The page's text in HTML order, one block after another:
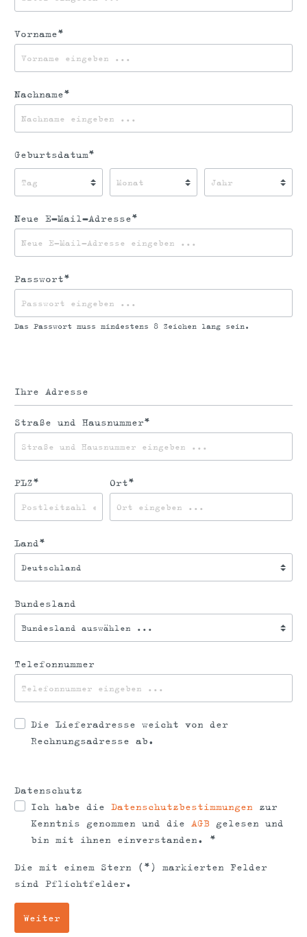
Vorname*
Nachname*
Geburtsdatum*
Neue E-Mail-Adresse*
Passwort*
Das Passwort muss mindestens 8 Zeichen lang sein.
Ihre Adresse
Straße und Hausnummer*
PLZ* Ort*
Land*
Bundesland
Telefonnummer
Die Lieferadresse weicht von der
Rechnungsadresse ab.
Datenschutz
Ich habe die Datenschutzbestimmungen zur
Kenntnis genommen und die AGB gelesen und
bin mit ihnen einverstanden. *
Die mit einem Stern (*) markierten Felder
sind Pflichtfelder.
Weiter